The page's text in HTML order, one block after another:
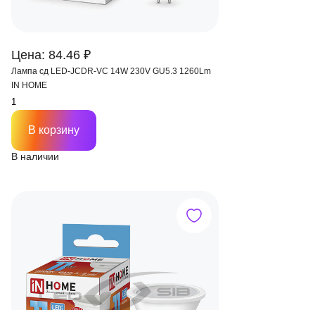
Цена: 84.46 ₽
Лампа сд LED-JCDR-VC 14W 230V GU5.3 1260Lm
IN HOME
В наличии
В корзину